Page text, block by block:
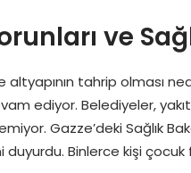
ve
tahrip olması
ediyor. Belediyeler, yakıt
Gazze’deki Sağlık
Binlerce kişi çocuk